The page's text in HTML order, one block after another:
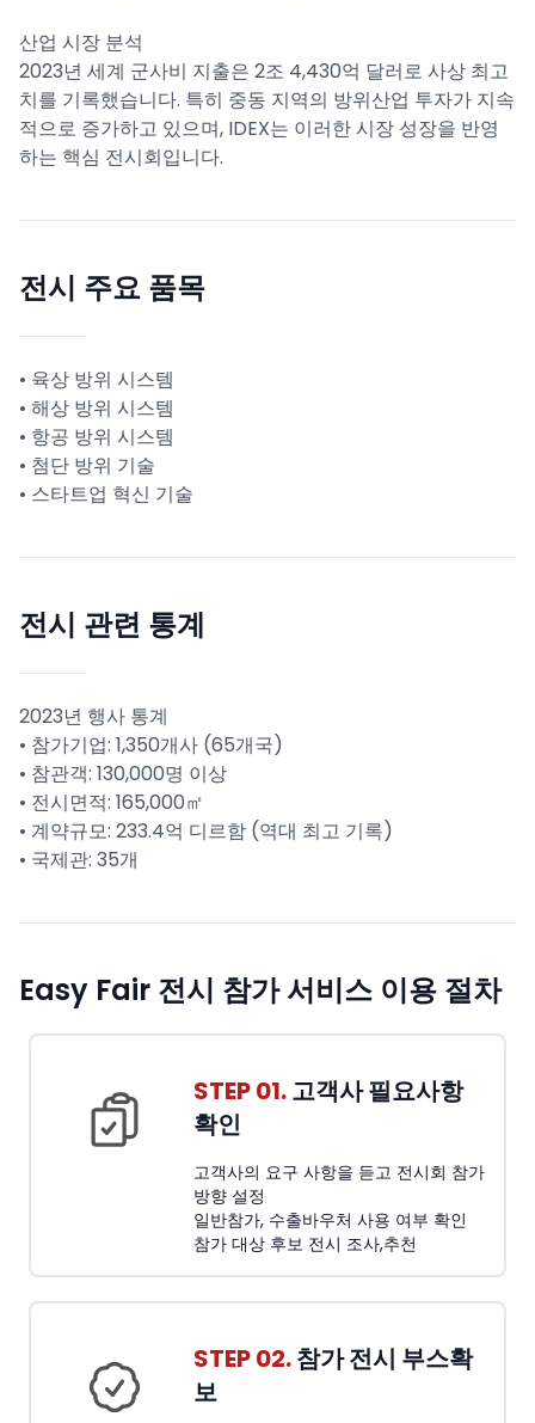
산업 시장 분석
2023년 세계 군사비 지출은 2조 4,430억 달러로 사상 최고
치를 기록했습니다. 특히 중동 지역의 방위산업 투자가 지속
적으로 증가하고 있으며, IDEX는 이러한 시장 성장을 반영
하는 핵심 전시회입니다.
전시 주요 품목
• 육상 방위 시스템
• 해상 방위 시스템
• 항공 방위 시스템
• 첨단 방위 기술
• 스타트업 혁신 기술
전시 관련 통계
2023년 행사 통계
• 참가기업: 1,350개사 (65개국)
• 참관객: 130,000명 이상
• 전시면적: 165,000㎡
• 계약규모: 233.4억 디르함 (역대 최고 기록)
• 국제관: 35개
Easy Fair 전시 참가 서비스 이용 절차
STEP 01.고객사 필요사항
확인
고객사의 요구 사항을 듣고 전시회 참가
방향 설정
일반참가, 수출바우처 사용 여부 확인
참가 대상 후보 전시 조사,추천
STEP 02.참가 전시 부스확
보